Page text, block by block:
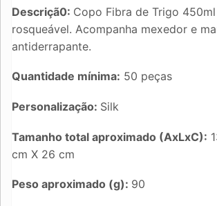
Descriçã0: Copo Fibra de Trigo
rosqueável. Acompanha mexedor e
antiderrapante.
Quantidade mínima: 50 peças
Personalização: Silk
Tamanho total aproximado (AxLxC):
cm X 26 cm
Peso aproximado (g): 90